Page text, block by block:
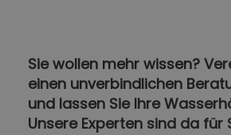
Sie wollen mehr wissen?
einen unverbindlichen
und lassen Sie Ihre
Unsere Experten sind da für